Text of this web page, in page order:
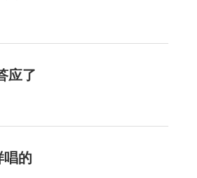
应了
唱的